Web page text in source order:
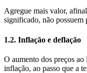
Agregue mais valor,
significado, não possuem
1.2. Inflação e deflação
O aumento dos preços
inflação, ao passo que a